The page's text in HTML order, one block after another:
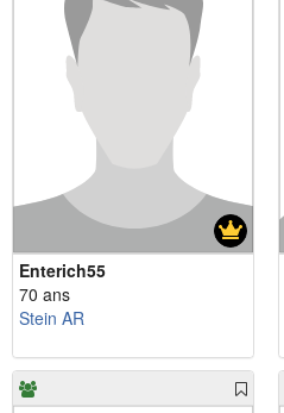
Enterich55
70 ans
Stein AR